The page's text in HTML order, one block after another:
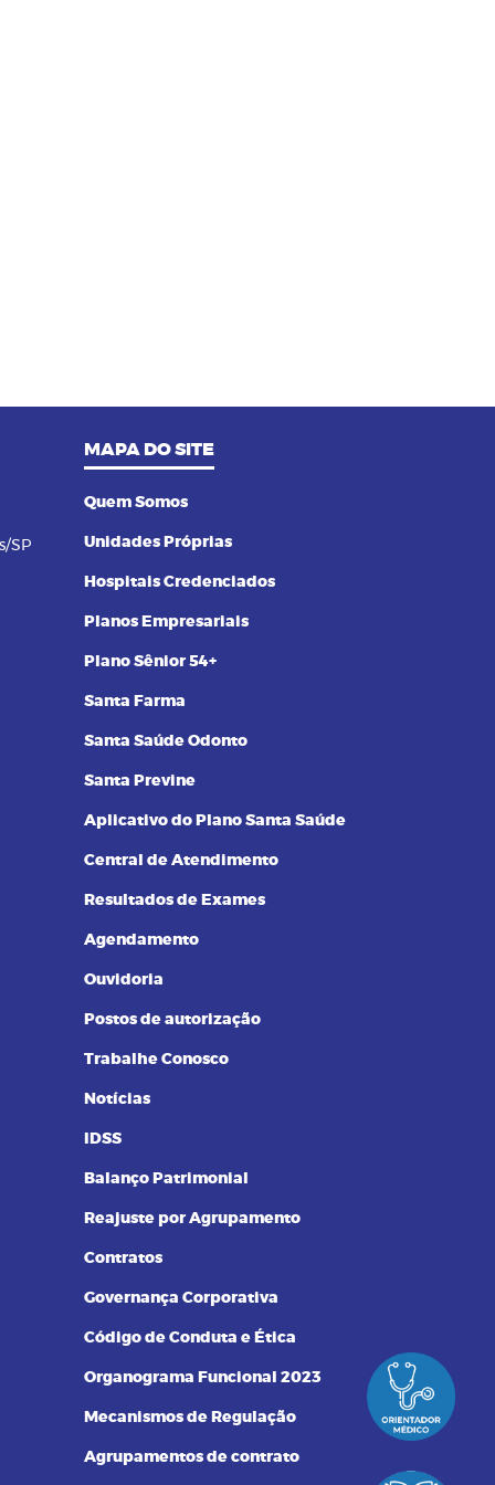
SP
MAPA DO SITE
Quem Somos
Unidades Próprias
Hospitais Credenciados
Planos Empresariais
Plano Sênior 54+
Santa Farma
Santa Saúde Odonto
Santa Previne
Aplicativo do Plano Santa Saúde
Central de Atendimento
Resultados de Exames
Agendamento
Ouvidoria
Postos de autorização
Trabalhe Conosco
Notícias
IDSS
Balanço Patrimonial
Reajuste por Agrupamento
Contratos
Governança Corporativa
Código de Conduta e Ética
Organograma Funcional 2023
Mecanismos de Regulação
Agrupamentos de contrato